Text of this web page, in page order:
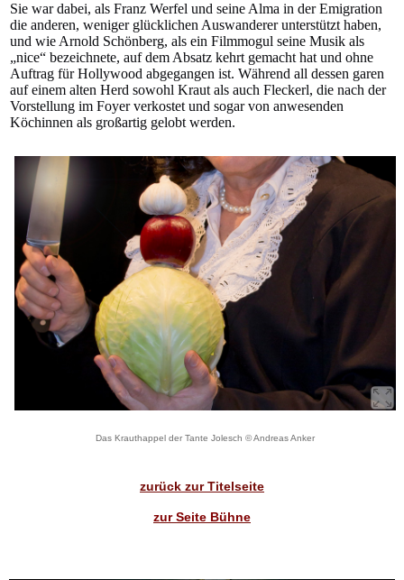
Sie war dabei, als Franz Werfel und seine Alma in der Emigration
die anderen, weniger glücklichen Auswanderer unterstützt haben,
und wie Arnold Schönberg, als ein Filmmogul seine Musik als
„nice“ bezeichnete, auf dem Absatz kehrt gemacht hat und ohne
Auftrag für Hollywood abgegangen ist. Während all dessen garen
auf einem alten Herd sowohl Kraut als auch Fleckerl, die nach der
Vorstellung im Foyer verkostet und sogar von anwesenden
Köchinnen als großartig gelobt werden.
Das Krauthappel der Tante Jolesch © Andreas Anker
zurück zur Titelseite
zur Seite Bühne